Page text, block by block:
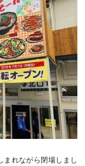
まれながら閉場しまし